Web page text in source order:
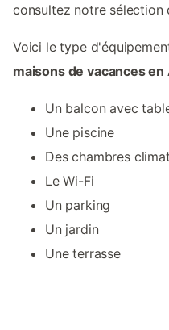
consultez notre sélection
Voici le type
maisons de vacances en
Un balcon avec
Une piscine
Des chambres
Le Wi-Fi
Un parking
Un jardin
Une terrasse